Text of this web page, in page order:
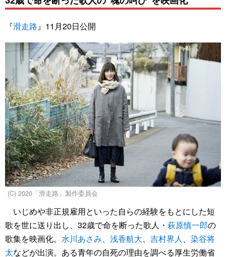
『滑走路』11月20日公開
(C) 2020「滑走路」製作委員会
いじめや非正規雇用といった自らの経験をもとにした短
歌を世に送り出し、32歳で命を断った歌人・ 萩原慎一郎の
歌集を映画化。 水川あさみ、 浅香航大、 吉村界人、 染谷将
太などが出演。ある青年の自死の理由を調べる厚生労働省